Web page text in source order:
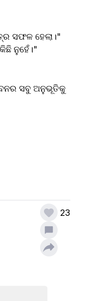
ସଫଳ ହେଲା।"
ନୁହେଁ।"
ସବୁ ଅନୁଭୂତିକୁ
23